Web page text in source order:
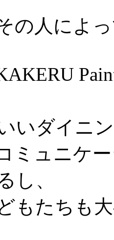
の人によ
いダイニ
ミュニケ
し、
もたちも